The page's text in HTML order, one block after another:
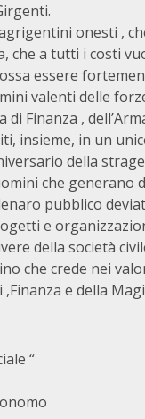
onesti ,
che a tutti i costi
essere
valenti delle
di Finanza ,
insieme, in un
della strage
che generano
pubblico
e
della società
che crede nei
e della
“